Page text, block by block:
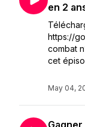
en 2
https://
combat
cet
May 04,